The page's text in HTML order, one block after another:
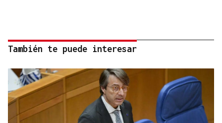
También te puede interesar